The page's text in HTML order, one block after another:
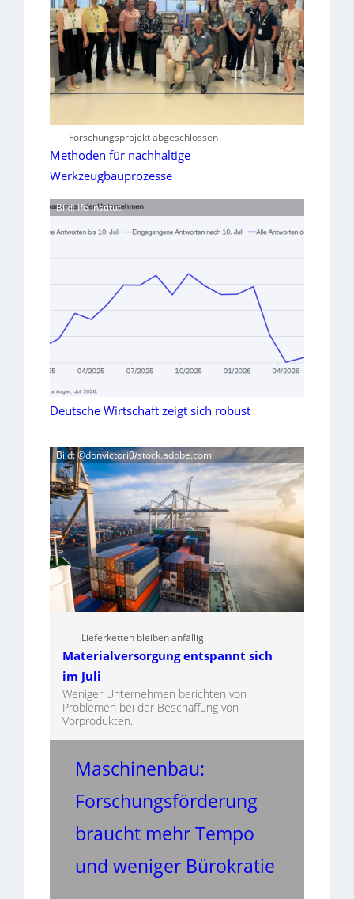
Forschungsprojekt abgeschlossen
Methoden für nachhaltige
Werkzeugbauprozesse
Bild: Ifo Institut
Deutsche Wirtschaft zeigt sich robust
Bild: ©donvictori0/stock.adobe.com
Lieferketten bleiben anfällig
Materialversorgung entspannt sich
im Juli
Weniger Unternehmen berichten von
Problemen bei der Beschaffung von
Vorprodukten.
Maschinenbau:
Forschungsförderung
braucht mehr Tempo
und weniger Bürokratie